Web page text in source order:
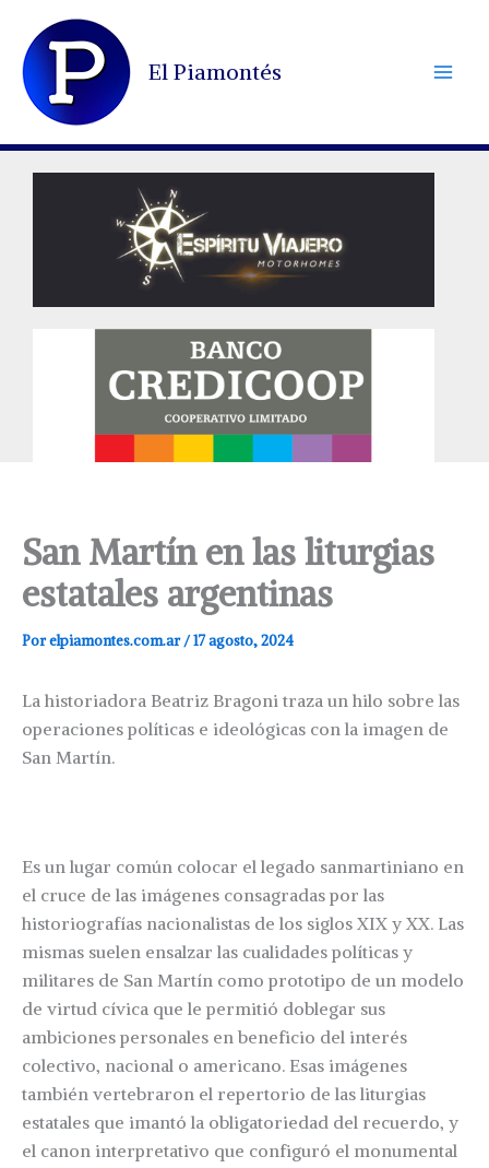
contenido
El Piamontés
San Martín en las liturgias
estatales argentinas
Porelpiamontes.com.ar/17 agosto, 2024
La historiadora Beatriz Bragoni traza un hilo sobre las
operaciones políticas e ideológicas con la imagen de
San Martín.
Es un lugar común colocar el legado sanmartiniano en
el cruce de las imágenes consagradas por las
historiografías nacionalistas de los siglos XIX y XX. Las
mismas suelen ensalzar las cualidades políticas y
militares de San Martín como prototipo de un modelo
de virtud cívica que le permitió doblegar sus
ambiciones personales en beneficio del interés
colectivo, nacional o americano. Esas imágenes
también vertebraron el repertorio de las liturgias
estatales que imantó la obligatoriedad del recuerdo, y
el canon interpretativo que configuró el monumental